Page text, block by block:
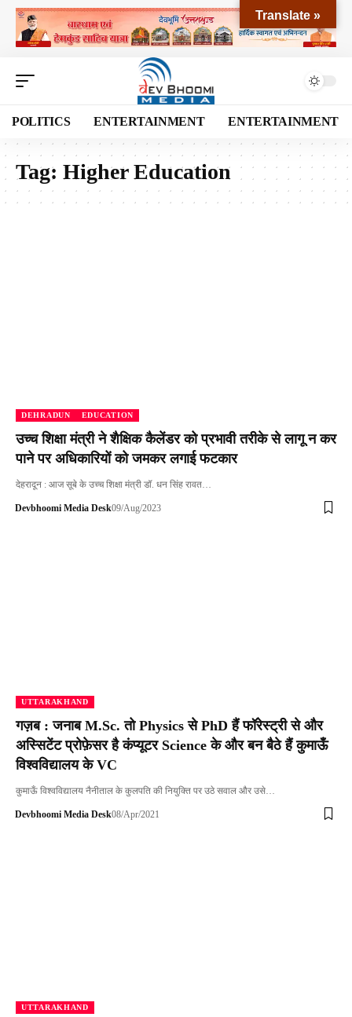
POLITICS ENTERTAINMENT ENTERTAINMENT
Tag: Higher Education
DEHRADUN EDUCATION
उच्च शिक्षा मंत्री ने शैक्षिक कैलेंडर को प्रभावी तरीके से लागू न कर
पाने पर अधिकारियों को जमकर लगाई फटकार
देहरादून : आज सूबे के उच्च शिक्षा मंत्री डॉ. धन सिंह रावत…
Devbhoomi Media Desk09/Aug/2023
UTTARAKHAND
गज़ब : जनाब M.Sc. तो Physics से PhD हैं फॉरेस्ट्री से और
अस्सिटेंट प्रोफ़ेसर है कंप्यूटर Science के और बन बैठे हैं कुमाऊँ
विश्वविद्यालय के VC
कुमाऊँ विश्वविद्यालय नैनीताल के कुलपति की नियुक्ति पर उठे सवाल और उसे…
Devbhoomi Media Desk08/Apr/2021
UTTARAKHAND
Translate »